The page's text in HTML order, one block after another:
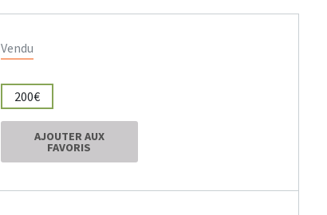
Vendu
200€
AJOUTER AUX
FAVORIS